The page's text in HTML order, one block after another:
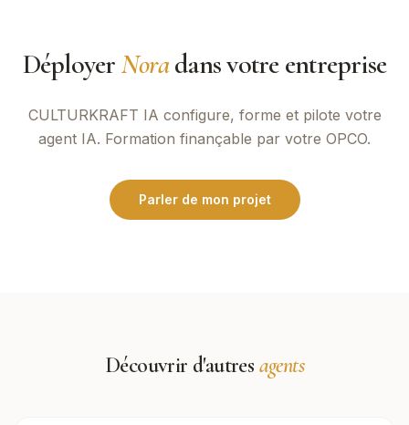
DéployerNoradans votre entreprise
CULTURKRAFT IA configure, forme et pilote votre
agent IA. Formation finançable par votre OPCO.
Parler de mon projet
Découvrir d'autres agents